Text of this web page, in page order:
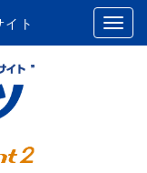
ト